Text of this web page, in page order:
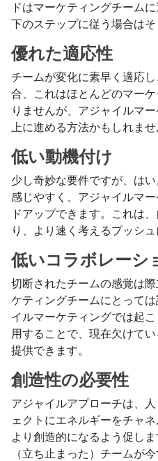
ドはマーケティングチーム
下のステップに従う場合はそ
優れた適応性
チームが変化に素早く適応
合、これはほとんどのマー
りませんが、アジャイルマ
上に進める方法かもしれませ
低い動機付け
少し奇妙な要件ですが、は
感じやすく、アジャイルマ
ドアップできます。これは
り、より速く考えるプッシュ
低いコラボレーシ
切断されたチームの感覚は
ケティングチームにとって
イルマーケティングでは起
用することで、現在欠けて
提供できます。
創造性の必要性
アジャイルアプローチは、
ェクトにエネルギーをチャ
より創造的になるよう促し
（立ち止まった）チームが